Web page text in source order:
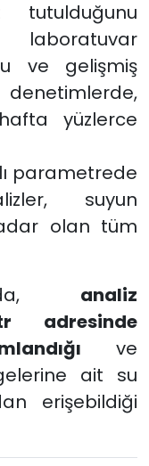
laboratuvar
ve gelişmiş
yüzlerce
parametrede
suyun
olan tüm
analiz
adresinde
ve
ait su
erişebildiği